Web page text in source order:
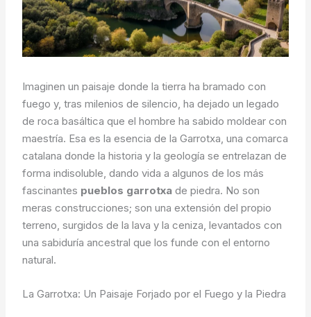
Imaginen un paisaje donde la tierra ha bramado con
fuego y, tras milenios de silencio, ha dejado un legado
de roca basáltica que el hombre ha sabido moldear con
maestría. Esa es la esencia de la Garrotxa, una comarca
catalana donde la historia y la geología se entrelazan de
forma indisoluble, dando vida a algunos de los más
fascinantes pueblos garrotxa de piedra. No son
meras construcciones; son una extensión del propio
terreno, surgidos de la lava y la ceniza, levantados con
una sabiduría ancestral que los funde con el entorno
natural.
La Garrotxa: Un Paisaje Forjado por el Fuego y la Piedra